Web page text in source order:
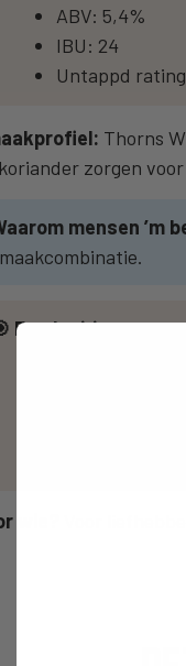
ABV: 5,4%
IBU: 24
Untappd
Thorns
zorgen
mensen ’m
Foodpairing:
wie?